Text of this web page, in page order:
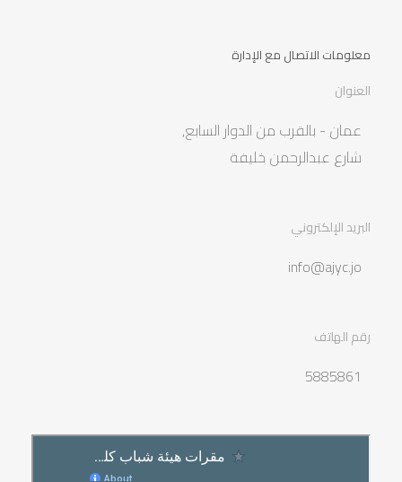
معلومات الاتصال مع الإدارة
العنوان
عمان - بالقرب من الدوار السابع,
شارع عبدالرحمن خليفة
البريد الإلكتروني
info@ajyc.jo
رقم الهاتف
5885861